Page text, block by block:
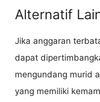
Alternatif
Jika anggaran
dapat
mengundang murid
yang memiliki